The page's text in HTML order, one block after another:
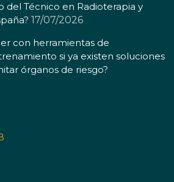
del Técnico en Radioterapia y
17/07/2026
con herramientas de
si ya existen soluciones
órganos de riesgo?